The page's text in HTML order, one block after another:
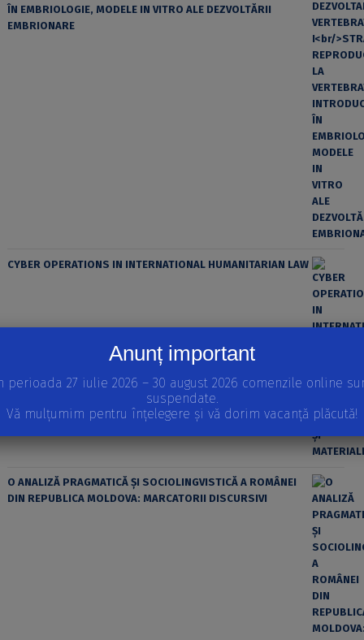
ÎN EMBRIOLOGIE, MODELE IN VITRO ALE DEZVOLTĂRII
EMBRIONARE
CYBER OPERATIONS IN INTERNATIONAL HUMANITARIAN LAW
ȘTIINȚA MODERNĂ ȘI MATERIALISMUL
O ANALIZĂ PRAGMATICĂ ȘI SOCIOLINGVISTICĂ A ROMÂNEI
DIN REPUBLICA MOLDOVA: MARCATORII DISCURSIVI
Anunț important
perioada 27 iulie 2026 – 30 august 2026 comenzile online
suspendate.
Vă mulțumim pentru înțelegere și vă dorim vacanță plăcută!